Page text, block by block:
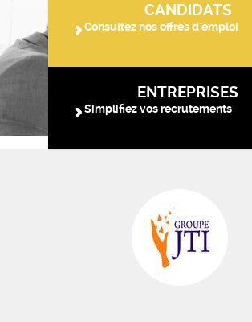
CANDIDATS
Consultez nos offres d'emploi
ENTREPRISES
Simplifiez vos recrutements